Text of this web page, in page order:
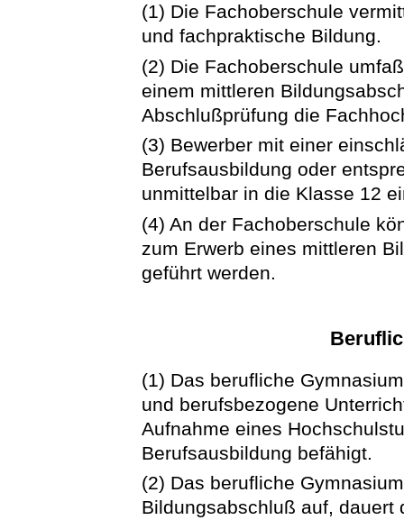
(1) Die Fachoberschule
und fachpraktische Bildung.
(2) Die Fachoberschule
einem mittleren
Abschlußprüfung die
(3) Bewerber mit einer
Berufsausbildung oder
unmittelbar in die Klasse 12
(4) An der Fachoberschule
zum Erwerb eines mittleren
geführt werden.
(1) Das berufliche
und berufsbezogene
Aufnahme eines
Berufsausbildung befähigt.
(2) Das berufliche
Bildungsabschluß auf, dauert